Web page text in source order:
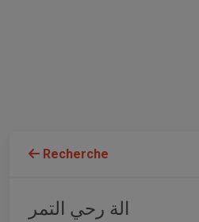
Recherche
الة رحي التمر